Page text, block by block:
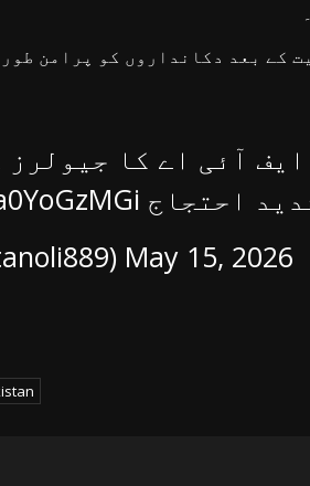
کے بعد دکانداروں کو پرامن
آئی اے کا جیولرز
احتجاج
May 15, 2026